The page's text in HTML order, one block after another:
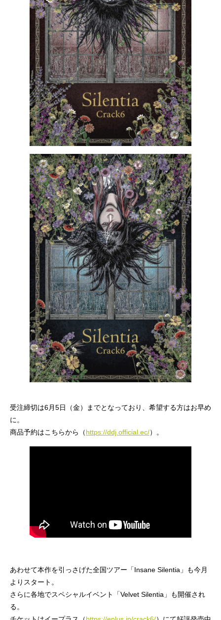
受注締切は6月5日（金）までとなっており、希望する方はお早め
に。
商品予約はこちらから（https://ddj.official.ec/）。
あわせて本作を引っさげた全国ツアー「Insane Silentia」も今月
よりスタート。
さらに各地でスペシャルイベント「Velvet Silentia」も開催され
る。